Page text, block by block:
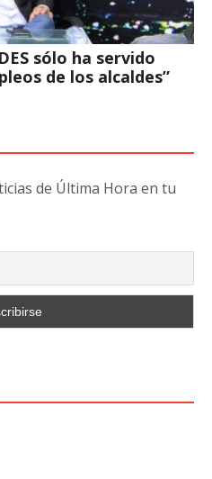
sólo ha servido
de los alcaldes”
de Última Hora en tu